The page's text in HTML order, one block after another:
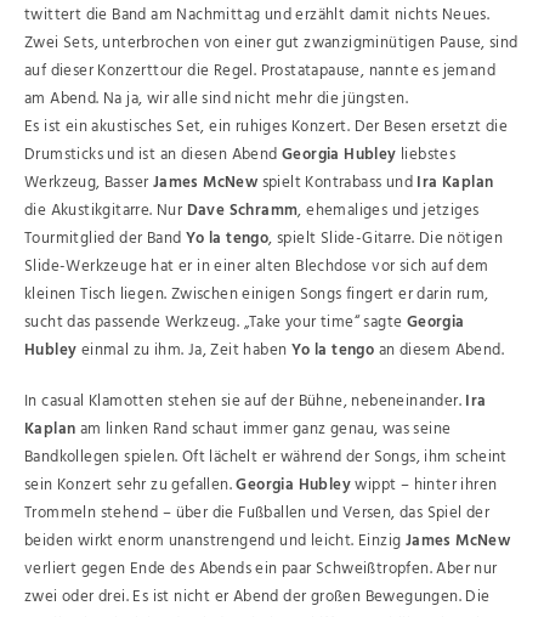
twittert die Band am Nachmittag und erzählt damit nichts Neues.
Zwei Sets, unterbrochen von einer gut zwanzigminütigen Pause, sind
auf dieser Konzerttour die Regel. Prostatapause, nannte es jemand
am Abend. Na ja, wir alle sind nicht mehr die jüngsten.
Es ist ein akustisches Set, ein ruhiges Konzert. Der Besen ersetzt die
Drumsticks und ist an diesen AbendGeorgia Hubley liebstes
Werkzeug, BasserJames McNewspielt Kontrabass undIra Kaplan
die Akustikgitarre. Nur Dave Schramm, ehemaliges und jetziges
Tourmitglied der BandYo la tengo, spielt Slide-Gitarre. Die nötigen
Slide-Werkzeuge hat er in einer alten Blechdose vor sich auf dem
kleinen Tisch liegen. Zwischen einigen Songs fingert er darin rum,
sucht das passende Werkzeug. „Take your time“ sagteGeorgia
Hubleyeinmal zu ihm. Ja, Zeit habenYo la tengoan diesem Abend.
In casual Klamotten stehen sie auf der Bühne, nebeneinander.Ira
Kaplanam linken Rand schaut immer ganz genau, was seine
Bandkollegen spielen. Oft lächelt er während der Songs, ihm scheint
sein Konzert sehr zu gefallen.Georgia Hubleywippt – hinter ihren
Trommeln stehend – über die Fußballen und Versen, das Spiel der
beiden wirkt enorm unanstrengend und leicht. EinzigJames McNew
verliert gegen Ende des Abends ein paar Schweißtropfen. Aber nur
zwei oder drei. Es ist nicht er Abend der großen Bewegungen. Die